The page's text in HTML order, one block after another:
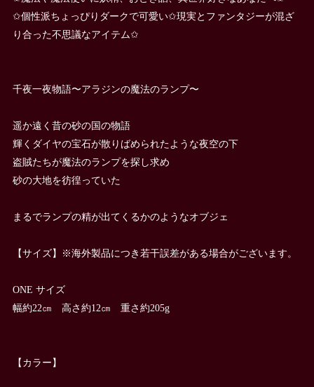
✩個性派ちょっぴりダークで可愛い✩現実とファンタジーが混ざ
り合った不思議なアイテム✩
千夜一夜物語〜アラジンの魔法のランプ〜
遥か遠く昔の砂の国の物語
輝くダイヤの宝石が散りばめられたような夜空の下
盗賊たちが魔法のランプを探し求め
砂の大地を彷徨っていた
まるでランプの精が出てくるかのようなオブジェ
【サイズ】※海外製品につき若干誤差がある場合がございます。
ONE サイズ
幅約22㎝ 高さ約12㎝ 重さ約205g
【カラー】